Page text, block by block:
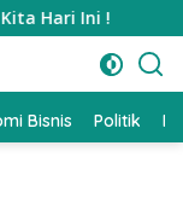
Hari Ini !
Bisnis Politik